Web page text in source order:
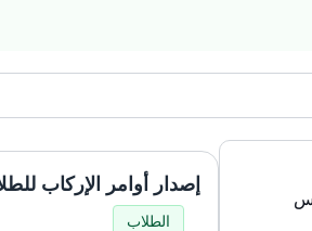
إصدار أوامر الإركاب
الطلاب